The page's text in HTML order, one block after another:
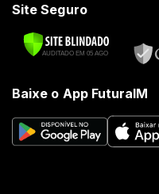
Site Seguro
Baixe o App FuturaIM